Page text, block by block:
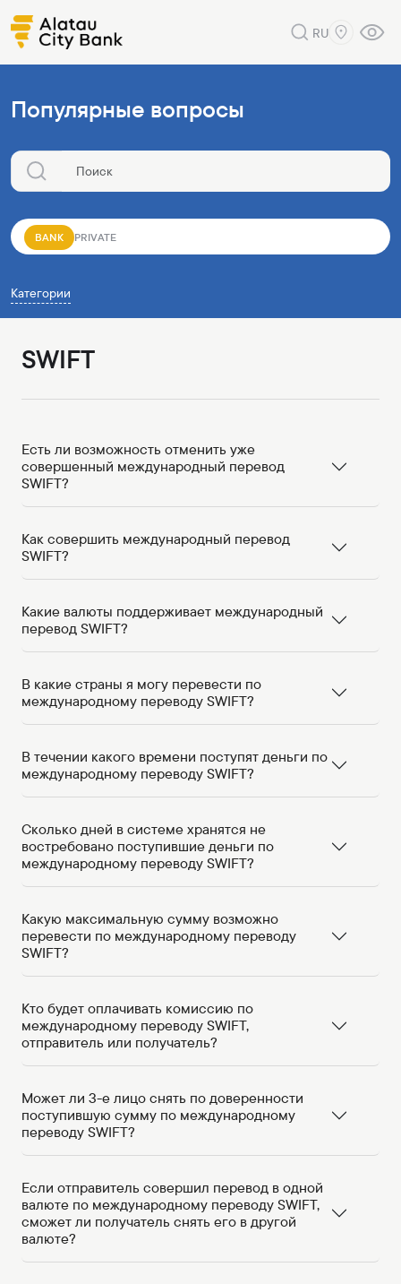
RU
Популярные вопросы
BANK PRIVATE
Категории
SWIFT
Есть ли возможность отменить уже
совершенный международный перевод
SWIFT?
Как совершить международный перевод
SWIFT?
Какие валюты поддерживает международный
перевод SWIFT?
В какие страны я могу перевести по
международному переводу SWIFT?
В течении какого времени поступят деньги по
международному переводу SWIFT?
Сколько дней в системе хранятся не
востребовано поступившие деньги по
международному переводу SWIFT?
Какую максимальную сумму возможно
перевести по международному переводу
SWIFT?
Кто будет оплачивать комиссию по
международному переводу SWIFT,
отправитель или получатель?
Может ли 3-е лицо снять по доверенности
поступившую сумму по международному
переводу SWIFT?
Если отправитель совершил перевод в одной
валюте по международному переводу SWIFT,
сможет ли получатель снять его в другой
валюте?